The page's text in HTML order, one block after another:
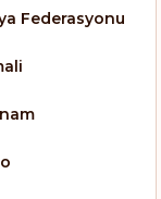
Federasyonu